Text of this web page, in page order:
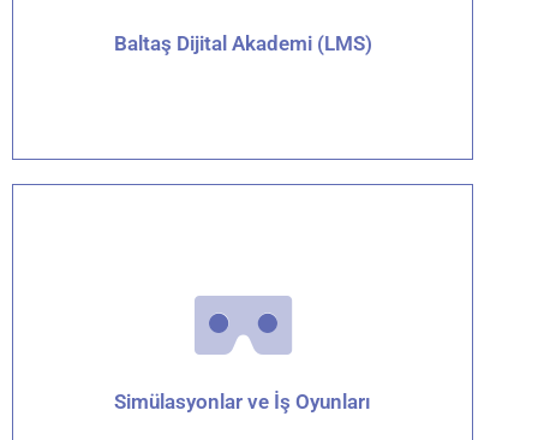
Baltaş Dijital Akademi (LMS)
Detaylar için tıklayın
Simülasyonlar ve İş Oyunları